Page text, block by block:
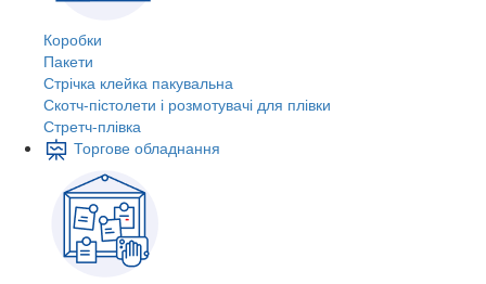
Коробки
Пакети
Стрічка клейка пакувальна
Скотч-пістолети і розмотувачі для плівки
Стретч-плівка
Торгове обладнання